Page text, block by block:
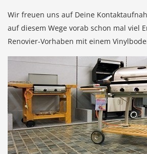
Wir freuen uns auf Deine
auf diesem Wege vorab schon mal viel
Renovier-Vorhaben mit einem